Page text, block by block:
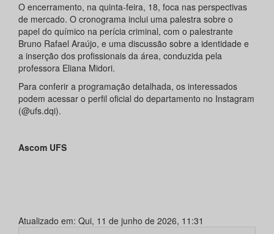
O encerramento, na quinta-feira, 18, foca nas perspectivas
de mercado. O cronograma inclui uma palestra sobre o
papel do químico na perícia criminal, com o palestrante
Bruno Rafael Araújo, e uma discussão sobre a identidade e
a inserção dos profissionais da área, conduzida pela
professora Eliana Midori.
Para conferir a programação detalhada, os interessados
podem acessar o perfil oficial do departamento no Instagram
(@ufs.dqi).
Ascom UFS
Atualizado em: Qui, 11 de junho de 2026, 11:31